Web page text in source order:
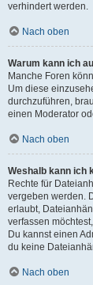
verhindert werden.
Nach oben
Warum kann ich
Manche Foren
Um diese
durchzuführen,
einen Moderator
Nach oben
Weshalb kann ich
Rechte für
vergeben werden.
erlaubt,
verfassen
Du kannst einen
du keine
Nach oben